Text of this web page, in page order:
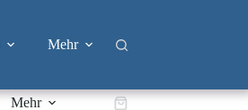
Mehr
Mehr